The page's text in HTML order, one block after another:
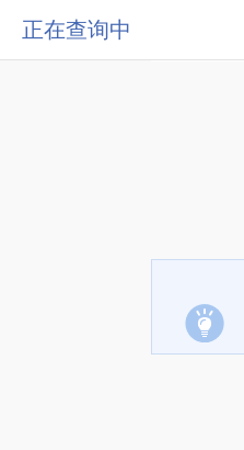
正在查询中